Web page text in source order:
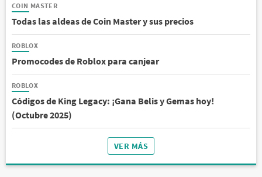
COIN MASTER
Todas las aldeas de Coin Master y sus precios
ROBLOX
Promocodes de Roblox para canjear
ROBLOX
Códigos de King Legacy: ¡Gana Belis y Gemas hoy!
(Octubre 2025)
VER MÁS